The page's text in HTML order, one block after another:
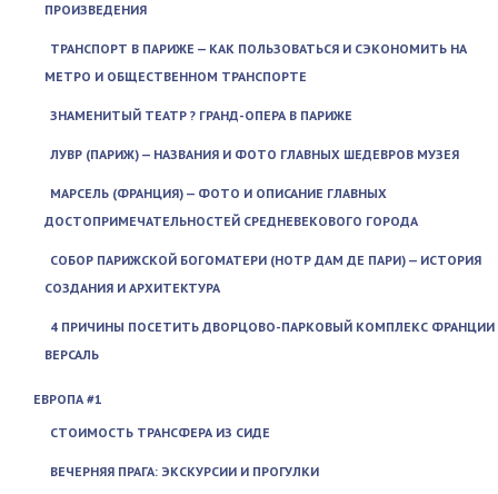
ПРОИЗВЕДЕНИЯ
ТРАНСПОРТ В ПАРИЖЕ — КАК ПОЛЬЗОВАТЬСЯ И СЭКОНОМИТЬ НА
МЕТРО И ОБЩЕСТВЕННОМ ТРАНСПОРТЕ
ЗНАМЕНИТЫЙ ТЕАТР ? ГРАНД-ОПЕРА В ПАРИЖЕ
ЛУВР (ПАРИЖ) — НАЗВАНИЯ И ФОТО ГЛАВНЫХ ШЕДЕВРОВ МУЗЕЯ
МАРСЕЛЬ (ФРАНЦИЯ) — ФОТО И ОПИСАНИЕ ГЛАВНЫХ
ДОСТОПРИМЕЧАТЕЛЬНОСТЕЙ СРЕДНЕВЕКОВОГО ГОРОДА
СОБОР ПАРИЖСКОЙ БОГОМАТЕРИ (НОТР ДАМ ДЕ ПАРИ) — ИСТОРИЯ
СОЗДАНИЯ И АРХИТЕКТУРА
4 ПРИЧИНЫ ПОСЕТИТЬ ДВОРЦОВО-ПАРКОВЫЙ КОМПЛЕКС ФРАНЦИИ
ВЕРСАЛЬ
ЕВРОПА #1
СТОИМОСТЬ ТРАНСФЕРА ИЗ СИДЕ
ВЕЧЕРНЯЯ ПРАГА: ЭКСКУРСИИ И ПРОГУЛКИ